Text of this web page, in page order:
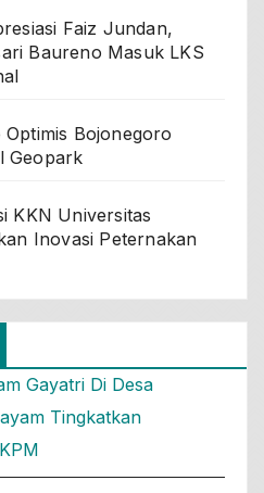
Faiz Jundan,
Baureno Masuk LKS
Bojonegoro
Geopark
KKN Universitas
Inovasi Peternakan
Gayatri Di Desa
Tingkatkan